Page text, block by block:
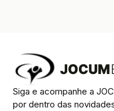
Siga e acompanhe a
por dentro das